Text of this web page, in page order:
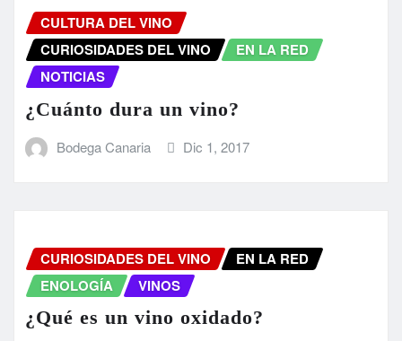
CULTURA DEL VINO
CURIOSIDADES DEL VINO
EN LA RED
NOTICIAS
¿Cuánto dura un vino?
Bodega Canaria Dic 1, 2017
CURIOSIDADES DEL VINO
EN LA RED
ENOLOGÍA
VINOS
¿Qué es un vino oxidado?